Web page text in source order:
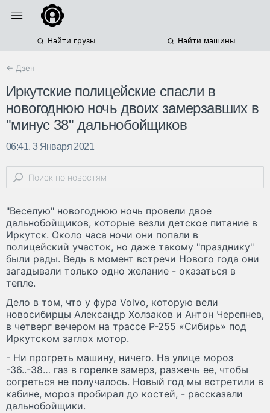
Найти грузы Найти машины
← Дзен
Иркутские полицейские спасли в
новогоднюю ночь двоих замерзавших в
"минус 38" дальнобойщиков
06:41, 3 Января 2021
"Веселую" новогоднюю ночь провели двое
дальнобойщиков, которые везли детское питание в
Иркутск. Около часа ночи они попали в
полицейский участок, но даже такому "празднику"
были рады. Ведь в момент встречи Нового года они
загадывали только одно желание - оказаться в
тепле.
Дело в том, что у фура Volvo, которую вели
новосибирцы Александр Холзаков и Антон Черепнев,
в четверг вечером на трассе Р-255 «Сибирь» под
Иркутском заглох мотор.
- Ни прогреть машину, ничего. На улице мороз
-36..-38… газ в горелке замерз, разжечь ее, чтобы
согреться не получалось. Новый год мы встретили в
кабине, мороз пробирал до костей, - рассказали
дальнобойщики.